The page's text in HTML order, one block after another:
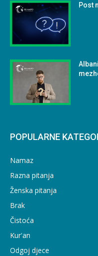
Post
POPULARNE
Namaz
Razna pitanja
Ženska pitanja
Brak
Čistoća
Kur'an
Odgoj djece